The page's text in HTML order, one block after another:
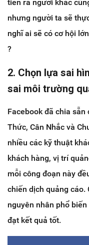
tiền ra người khác
nhưng người ta sẽ
nghĩ ai sẽ có cơ hội
?
2. Chọn lựa sai
sai môi trường
Facebook đã chia sẵn
Thức, Cân Nhắc và
nhiều các kỹ thuật
khách hàng, vị trí
mỗi công đoạn này
chiến dịch quảng cáo.
nguyên nhân phổ
đạt kết quả tốt.